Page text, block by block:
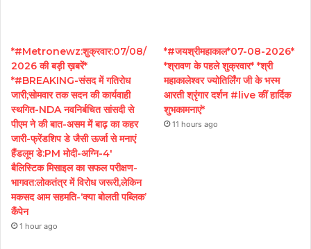
*#Metronewz:शुक्रवार:07/08/
2026 की बड़ी ख़बरें*
*#BREAKING-संसद में गतिरोध
जारी;सोमवार तक सदन की कार्यवाही
स्थगित-NDA नवनिर्बचित सांसदी से
पीएम ने की बात-असम में बाढ़ का कहर
जारी-फ्रेंडशिप डे जैसी ऊर्जा से मनाएं
हैंडलूम डे:PM मोदी-अग्नि-4′
बैलिस्टिक मिसाइल का सफल परीक्षण-
भागवत:लोकतंत्र में विरोध जरूरी,लेकिन
मकसद आम सहमति-‘क्या बोलती पब्लिक’
कैंपेन
1 hour ago
*#जयश्रीमहाकाल*07-08-2026*
*श्रावण के पहले शुक्रवार* *श्री
महाकालेश्वर ज्योतिर्लिंग जी के भस्म
आरती श्रृंगार दर्शन #live कीं हार्दिक
शुभकामनाएं*
11 hours ago